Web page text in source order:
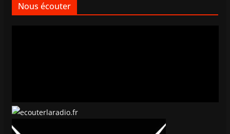
Nous écouter